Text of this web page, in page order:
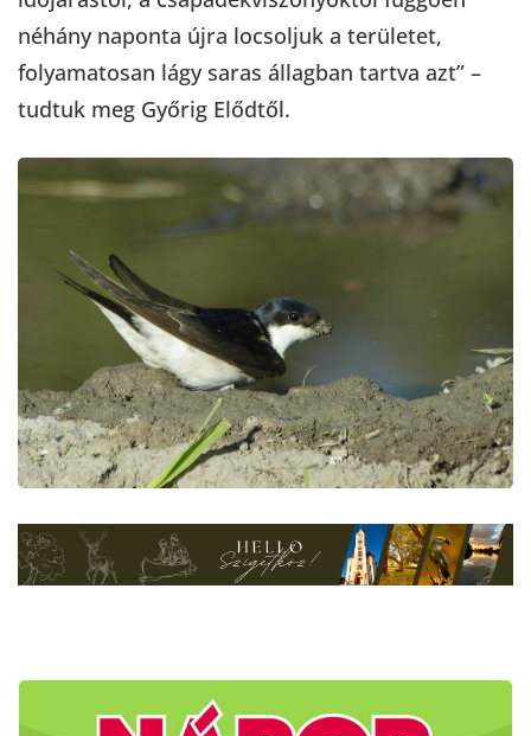
néhány naponta újra locsoljuk a területet,
folyamatosan lágy saras állagban tartva azt” –
tudtuk meg Győrig Elődtől.